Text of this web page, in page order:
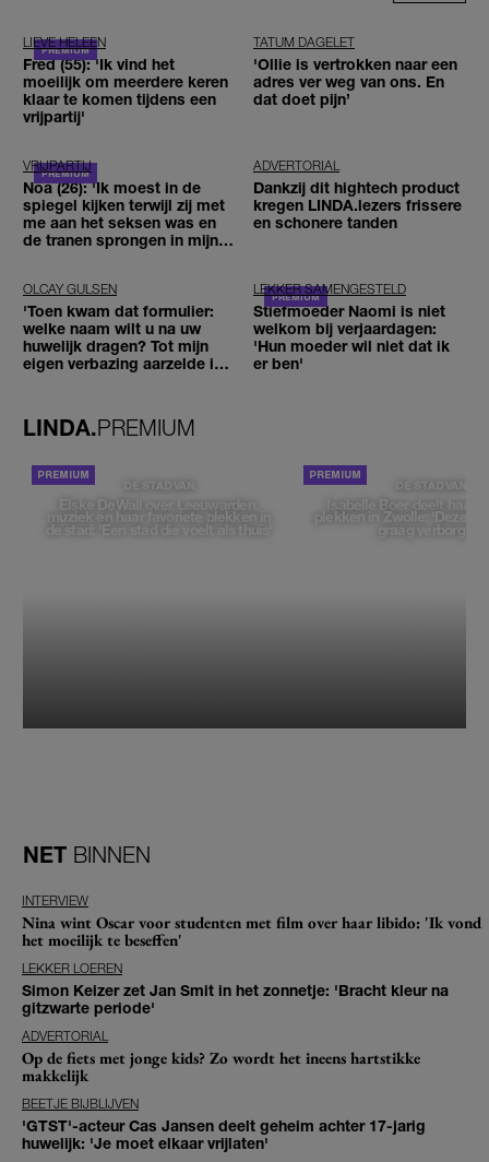
LIEVE HELEEN
Fred (55): 'Ik vind het
moeilijk om meerdere keren
klaar te komen tijdens een
vrijpartij'
TATUM DAGELET
'Ollie is vertrokken naar een
adres ver weg van ons. En
dat doet pijn’
VRIJPARTIJ
Noa (26): 'Ik moest in de
spiegel kijken terwijl zij met
me aan het seksen was en
de tranen sprongen in mijn
ADVERTORIAL
Dankzij dit hightech product
kregen LINDA.lezers frissere
en schonere tanden
OLCAY GULSEN
'Toen kwam dat formulier:
welke naam wilt u na uw
huwelijk dragen? Tot mijn
eigen verbazing aarzelde ik
LEKKER SAMENGESTELD
Stiefmoeder Naomi is niet
welkom bij verjaardagen:
'Hun moeder wil niet dat ik
er ben'
LINDA.PREMIUM
DE STAD VAN
Elske DeWall over Leeuwarden,
muziek en haar favoriete plekken in
de stad: 'Een stad die voelt als thuis'
DE STAD VAN
Isabelle Boer deelt haar
plekken in Zwolle: 'Deze
graag verborgen'
NET BINNEN
INTERVIEW
Nina wint Oscar voor studenten met film over haar libido: 'Ik vond
het moeilijk te beseffen'
LEKKER LOEREN
Simon Keizer zet Jan Smit in het zonnetje: 'Bracht kleur na
gitzwarte periode'
ADVERTORIAL
Op de fiets met jonge kids? Zo wordt het ineens hartstikke
makkelijk
BEETJE BIJBLIJVEN
'GTST'-acteur Cas Jansen deelt geheim achter 17-jarig
huwelijk: 'Je moet elkaar vrijlaten'